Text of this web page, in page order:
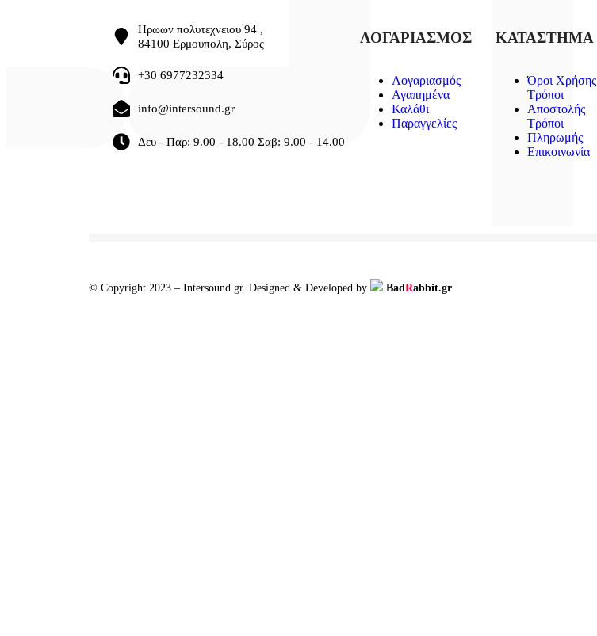
Ηρωων πολυτεχνειου 94 ,
84100 Ερμουπολη, Σύρος
+30 6977232334
info@intersound.gr
Δευ - Παρ: 9.00 - 18.00 Σαβ: 9.00 - 14.00
ΛΟΓΑΡΙΑΣΜΟΣ
Λογαριασμός
Αγαπημένα
Καλάθι
Παραγγελίες
ΚΑΤΑΣΤΗΜΑ
Όροι Χρήσης
Τρόποι
Αποστολής
Τρόποι
Πληρωμής
Επικοινωνία
© Copyright 2023 – Intersound.gr. Designed & Developed by BadRabbit.gr